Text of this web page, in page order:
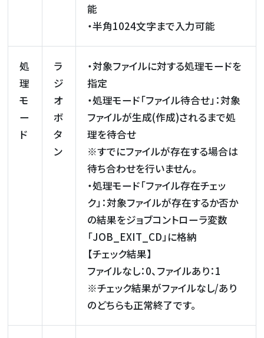
能
・半角1024文字まで入力可能
処
理
モ
ー
ド
ラ
ジ
オ
ボ
タ
ン
・対象ファイルに対する処理モードを
指定
・処理モード「ファイル待合せ」：対象
ファイルが生成(作成)されるまで処
理を待合せ
※すでにファイルが存在する場合は
待ち合わせを行いません。
・処理モード「ファイル存在チェッ
ク」：対象ファイルが存在するか否か
の結果をジョブコントローラ変数
「JOB_EXIT_CD」に格納
【チェック結果】
ファイルなし：0、ファイルあり：1
※チェック結果がファイルなし/あり
のどちらも正常終了です。